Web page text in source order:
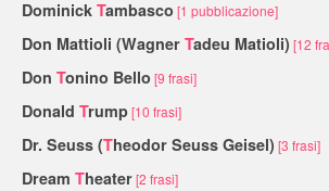
Dominick Tambasco [1 pubblicazione]
Don Mattioli (Wagner Tadeu Matioli) [12
Don Tonino Bello [9 frasi]
Donald Trump[10 frasi]
Dr. Seuss (Theodor Seuss Geisel) [3 frasi]
Dream Theater[2 frasi]